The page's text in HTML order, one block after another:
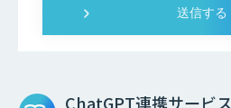
ChatGPT連携サービス